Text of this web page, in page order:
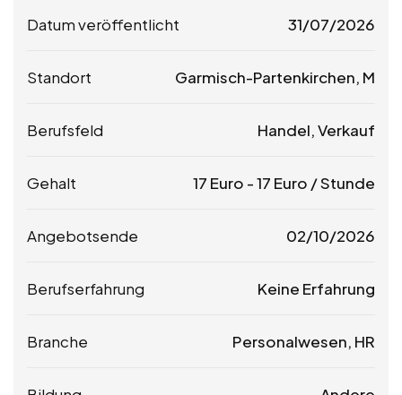
Datum veröffentlicht 31/07/2026
Standort Garmisch-Partenkirchen, M
Berufsfeld Handel, Verkauf
Gehalt 17 Euro -17 Euro / Stunde
Angebotsende 02/10/2026
Berufserfahrung Keine Erfahrung
Branche Personalwesen, HR